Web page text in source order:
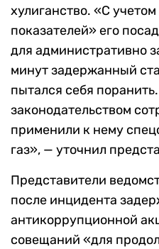
хулиганство. «С
показателей» его
для административно
минут задержанный
пытался себя
законодательством
применили к нему
газ», — уточнил
Представители
после инцидента
антикоррупционной
совещаний «для